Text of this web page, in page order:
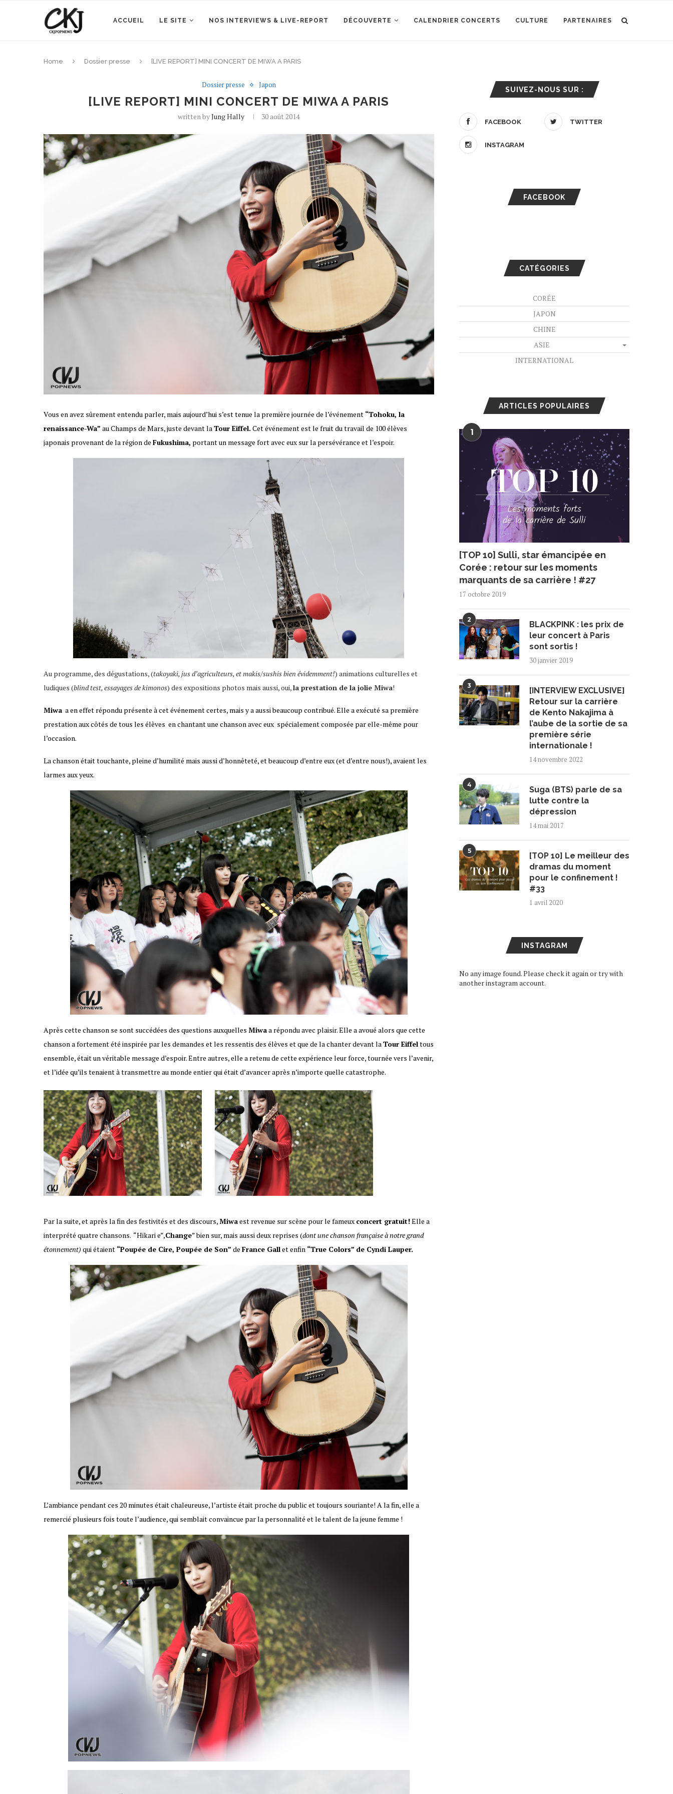
ACCUEIL LE SITE NOS INTERVIEWS & LIVE-REPORT DÉCOUVERTE CALENDRIER CONCERTS CULTURE PARTENAIRES
Home Dossier presse [LIVE REPORT] MINI CONCERT DE MIWA A PARIS
Dossier presse Japon
[LIVE REPORT] MINI CONCERT DE MIWA A PARIS
written byJung Hally 30 août 2014
Vous en avez sûrement entendu parler, mais aujourd’hui s’est tenue la première journée de l’événement “Tohoku, la
renaissance-Wa” au Champs de Mars, juste devant laTour Eiffel. Cet événement est le fruit du travail de 100 élèves
japonais provenant de la région de Fukushima, portant un message fort avec eux sur la persévérance et l’espoir.
Au programme, des dégustations, (takoyaki, jus d’agriculteurs, et makis/sushis bien évidemment!) animations culturelles et
ludiques (blind test, essayages de kimonos) des expositions photos mais aussi, oui,la prestation de la jolie Miwa!
Miwa a en effet répondu présente à cet événement certes, mais y a aussi beaucoup contribué. Elle a exécuté sa première
prestation aux côtés de tous les élèves en chantant une chanson avec eux spécialement composée par elle-même pour
l’occasion.
La chanson était touchante, pleine d’humilité mais aussi d’honnêteté, et beaucoup d’entre eux (et d’entre nous!), avaient les
larmes aux yeux.
Après cette chanson se sont succédées des questions auxquelles Miwaa répondu avec plaisir. Elle a avoué alors que cette
chanson a fortement été inspirée par les demandes et les ressentis des élèves et que de la chanter devant laTour Eiffeltous
ensemble, était un véritable message d’espoir. Entre autres, elle a retenu de cette expérience leur force, tournée vers l’avenir,
et l’idée qu’ils tenaient à transmettre au monde entier qui était d’avancer après n’importe quelle catastrophe.
Par la suite, et après la fin des festivités et des discours,Miwaest revenue sur scène pour le fameux concert gratuit!Elle a
interprété quatre chansons. “Hikari e”,Change” bien sur, mais aussi deux reprises (dont une chanson française à notre grand
étonnement) qui étaient “Poupée de Cire, Poupée de Son” de France Gallet enfin “True Colors” de Cyndi Lauper.
L’ambiance pendant ces 20 minutes était chaleureuse, l’artiste était proche du public et toujours souriante! A la fin, elle a
remercié plusieurs fois toute l’audience, qui semblait convaincue par la personnalité et le talent de la jeune femme !
SUIVEZ-NOUS SUR :
FACEBOOK TWITTER
INSTAGRAM
FACEBOOK
CATÉGORIES
CORÉE
JAPON
CHINE
ASIE
INTERNATIONAL
ARTICLES POPULAIRES
1
[TOP 10] Sulli, star émancipée en
Corée : retour sur les moments
marquants de sa carrière ! #27
17 octobre 2019
2
BLACKPINK : les prix de
leur concert à Paris
sont sortis !
30 janvier 2019
3
[INTERVIEW EXCLUSIVE]
Retour sur la carrière
de Kento Nakajima à
l’aube de la sortie de sa
première série
internationale !
14 novembre 2022
4
Suga (BTS) parle de sa
lutte contre la
dépression
14 mai 2017
5
[TOP 10] Le meilleur des
dramas du moment
pour le confinement !
#33
1 avril 2020
INSTAGRAM
No any image found. Please check it again or try with
another instagram account.